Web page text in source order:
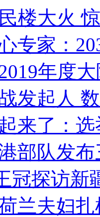
楼大火
专家：
年度
发起人
来了：
部队发
冠探访新
兰夫妇